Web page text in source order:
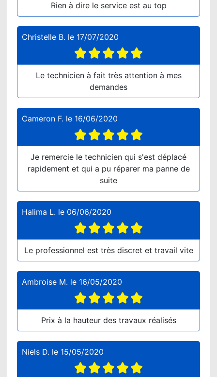
Rien à dire le service est au top
Christelle B. le 17/07/2020
Le technicien à fait très attention à mes
demandes
Cameron F. le 16/06/2020
Je remercie le technicien qui s'est déplacé
rapidement et qui a pu réparer ma panne de
suite
Halima L. le 06/06/2020
Le professionnel est très discret et travail vite
Ambroise M. le 16/05/2020
Prix à la hauteur des travaux réalisés
Niels D. le 15/05/2020